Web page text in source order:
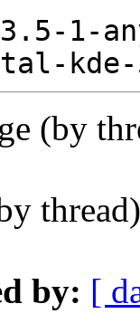
(by
by: [